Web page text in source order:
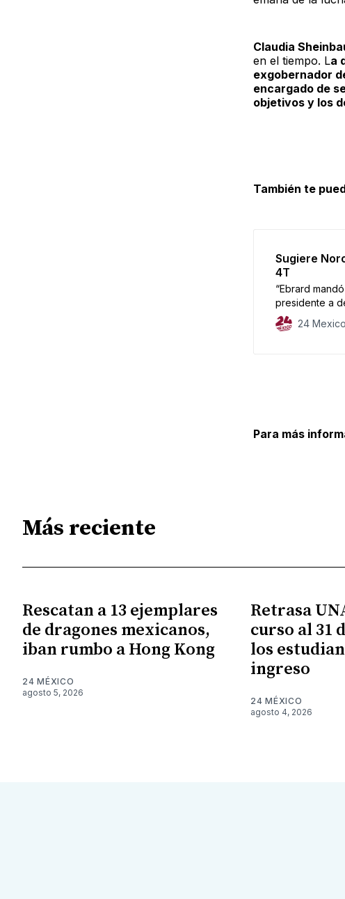
Claudia
en el tiempo. La
exgobernador
encargado de
objetivos y los
También te
Sugiere
4T
“Ebrard
presidente a
unidad del
24 Mexico
Para más
Más reciente
Rescatan a 13 ejemplares
de dragones mexicanos,
iban rumbo a Hong Kong
24 MÉXICO
agosto 5, 2026
Retrasa
curso al 31
los
ingreso
24 MÉXICO
agosto 4, 2026